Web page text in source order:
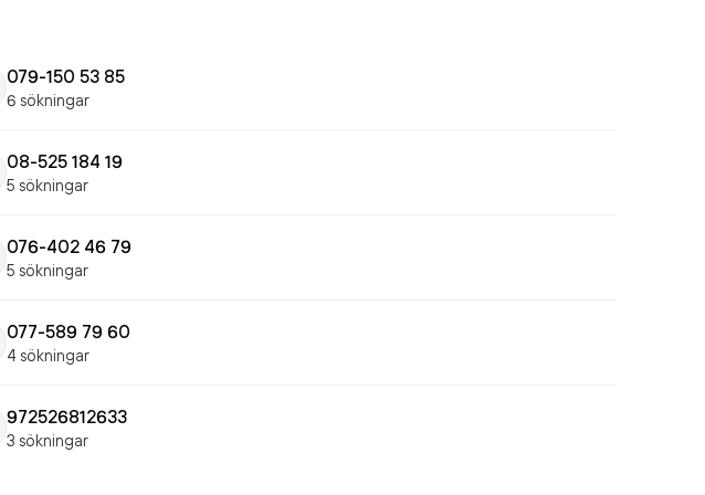
079-150 53 85
6 sökningar
08-525 184 19
5 sökningar
076-402 46 79
5 sökningar
077-589 79 60
4 sökningar
972526812633
3 sökningar